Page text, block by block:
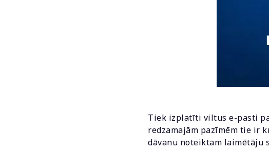
Tiek izplatīti viltus e-pasti
redzamajām pazīmēm tie ir
dāvanu noteiktam laimētāju